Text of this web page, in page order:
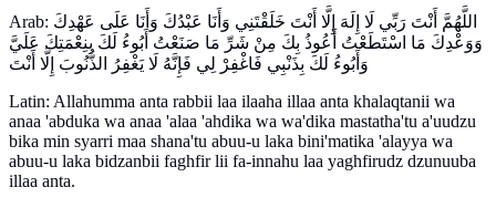
Arab: اللَّهُمَّ أَنْتَ رَبِّي لَا إِلَهَ إِلَّا أَنْتَ خَلَقْتَنِي وَأَنَا عَبْدُكَ وَأَنَا عَلَى عَهْدِكَ
وَوَعْدِكَ مَا اسْتَطَعْتُ أَعُوذُ بِكَ مِنْ شَرِّ مَا صَنَعْتُ أَبُوءُ لَكَ بِنِعْمَتِكَ عَلَيَّ
وَأَبُوءُ لَكَ بِذَنْبِي فَاغْفِرْ لِي فَإِنَّهُ لَا يَغْفِرُ الذُّنُوبَ إِلَّا أَنْتَ
Latin: Allahumma anta rabbii laa ilaaha illaa anta khalaqtanii wa
anaa 'abduka wa anaa 'alaa 'ahdika wa wa'dika mastatha'tu a'uudzu
bika min syarri maa shana'tu abuu-u laka bini'matika 'alayya wa
abuu-u laka bidzanbii faghfir lii fa-innahu laa yaghfirudz dzunuuba
illaa anta.